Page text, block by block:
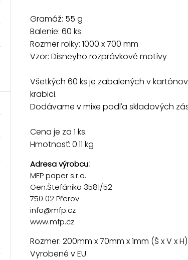
Gramáž: 55 g
Balenie: 60 ks
Rozmer rolky: 1000 x 700 mm
Vzor: Disneyho rozprávkové motívy
Všetkých 60 ks je zabalených v
krabici.
Dodávame v mixe podľa skladových
Cena je za 1 ks.
Hmotnosť: 0.11 kg
Adresa výrobcu:
MFP paper s.r.o.
Gen.Štefánika 3581/52
750 02 Přerov
info@mfp.cz
www.mfp.cz
Rozmer: 200mm x 70mm x 1mm (Š x V x H)
Vyrobené v EU.